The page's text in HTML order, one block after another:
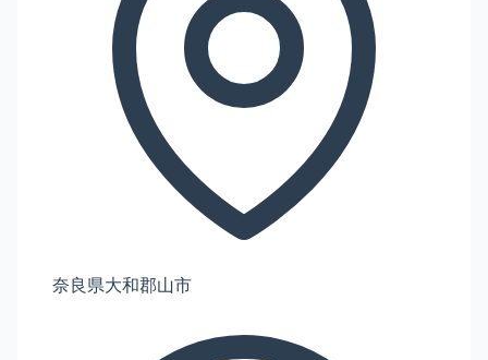
奈良県大和郡山市